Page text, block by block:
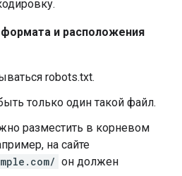
и расположения
robots.txt.
только один такой файл.
разместить в корневом
на сайте
он должен